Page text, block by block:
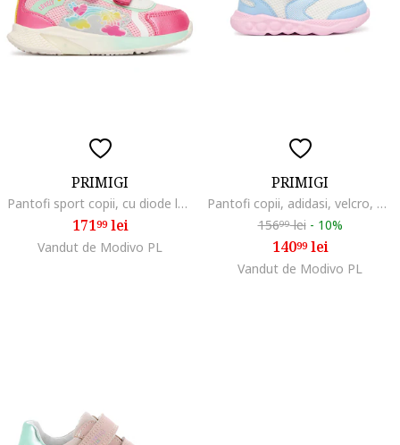
PRIMIGI
Pantofi sport copii, cu diode luminoase, multicolor, material textil
17199lei
Vandut de Modivo PL
PRIMIGI
Pantofi copii, adidasi, velcro, alb, material textil
15699lei - 10%
14099lei
Vandut de Modivo PL